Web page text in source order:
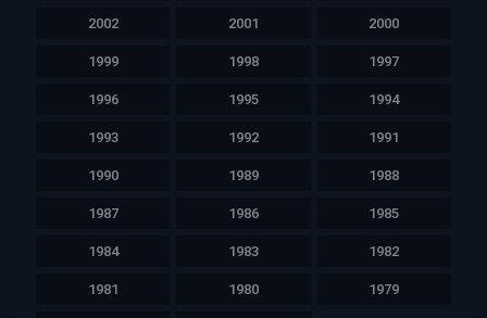
2002 2001 2000
1999 1998 1997
1996 1995 1994
1993 1992 1991
1990 1989 1988
1987 1986 1985
1984 1983 1982
1981 1980 1979